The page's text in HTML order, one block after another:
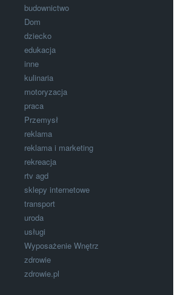
budownictwo
Dom
dziecko
edukacja
inne
kulinaria
motoryzacja
praca
Przemysł
reklama
reklama i marketing
rekreacja
rtv agd
sklepy internetowe
transport
uroda
usługi
Wyposażenie Wnętrz
zdrowie
zdrowie.pl